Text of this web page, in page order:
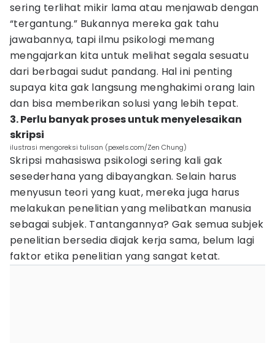
sering terlihat mikir lama atau menjawab dengan
“tergantung.” Bukannya mereka gak tahu
jawabannya, tapi ilmu psikologi memang
mengajarkan kita untuk melihat segala sesuatu
dari berbagai sudut pandang. Hal ini penting
supaya kita gak langsung menghakimi orang lain
dan bisa memberikan solusi yang lebih tepat.
3. Perlu banyak proses untuk menyelesaikan
skripsi
ilustrasi mengoreksi tulisan (pexels.com/Zen Chung)
Skripsi mahasiswa psikologi sering kali gak
sesederhana yang dibayangkan. Selain harus
menyusun teori yang kuat, mereka juga harus
melakukan penelitian yang melibatkan manusia
sebagai subjek. Tantangannya? Gak semua subjek
penelitian bersedia diajak kerja sama, belum lagi
faktor etika penelitian yang sangat ketat.